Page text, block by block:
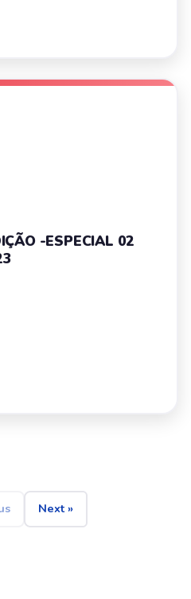
-ESPECIAL 02
Next »